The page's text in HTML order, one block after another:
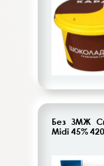
Без ЗМЖ
Midi 45%